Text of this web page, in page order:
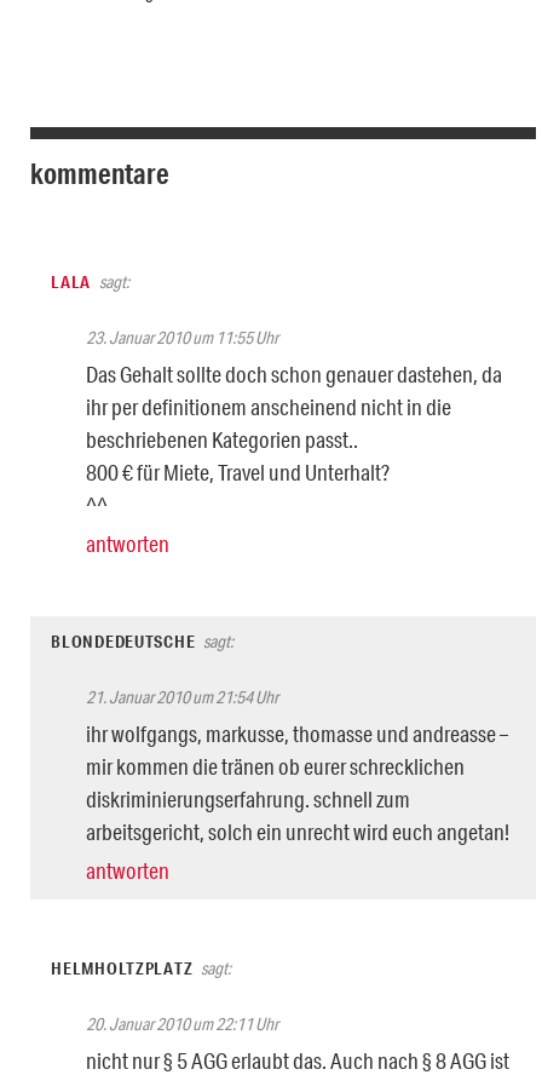
kommentare
LALA sagt:
23. Januar 2010 um 11:55 Uhr
Das Gehalt sollte doch schon genauer dastehen, da
ihr per definitionem anscheinend nicht in die
beschriebenen Kategorien passt..
800 € für Miete, Travel und Unterhalt?
^^
antworten
BLONDEDEUTSCHE sagt:
21. Januar 2010 um 21:54 Uhr
ihr wolfgangs, markusse, thomasse und andreasse –
mir kommen die tränen ob eurer schrecklichen
diskriminierungserfahrung. schnell zum
arbeitsgericht, solch ein unrecht wird euch angetan!
antworten
HELMHOLTZPLATZ sagt:
20. Januar 2010 um 22:11 Uhr
nicht nur § 5 AGG erlaubt das. Auch nach § 8 AGG ist